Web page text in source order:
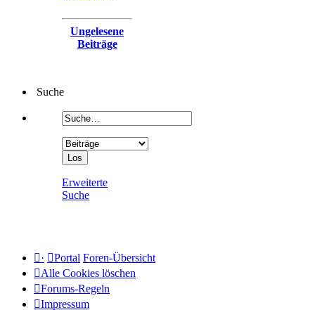
Ungelesene
Beiträge
Suche
Erweiterte
Suche
· Portal Foren-Übersicht
Alle Cookies löschen
Forums-Regeln
Impressum